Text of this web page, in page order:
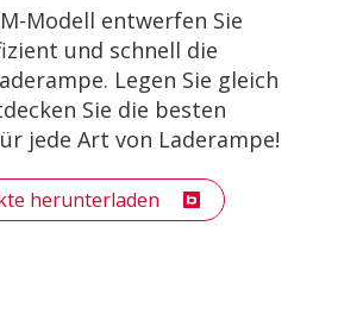
Modell entwerfen Sie
und schnell die
Legen Sie gleich
Sie die besten
jede Art von Laderampe!
herunterladen